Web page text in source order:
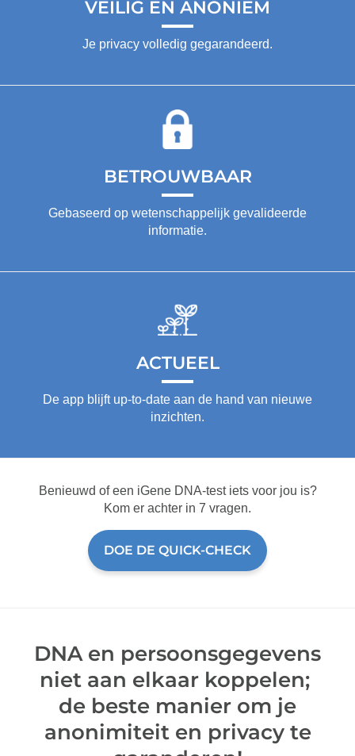
VEILIG EN ANONIEM
Je privacy volledig gegarandeerd.
BETROUWBAAR
Gebaseerd op wetenschappelijk gevalideerde
informatie.
ACTUEEL
De app blijft up-to-date aan de hand van nieuwe
inzichten.
Benieuwd of een iGene DNA-test iets voor jou is?
Kom er achter in 7 vragen.
DOE DE QUICK-CHECK
DNA en persoonsgegevens
niet aan elkaar koppelen;
de beste manier om je
anonimiteit en privacy te